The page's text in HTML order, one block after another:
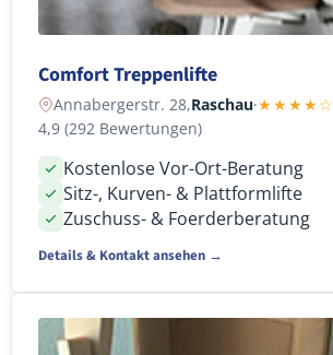
Comfort Treppenlifte
Annabergerstr. 28,Raschau·★★★★☆
4,9 (292 Bewertungen)
Kostenlose Vor-Ort-Beratung
Sitz-, Kurven- & Plattformlifte
Zuschuss- & Foerderberatung
Details & Kontakt ansehen →